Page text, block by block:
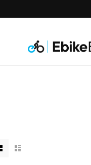
Näkymät